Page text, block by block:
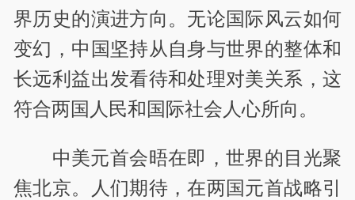
界历史的演进方向。无论国际风云如何
变幻，中国坚持从自身与世界的整体和
长远利益出发看待和处理对美关系，这
符合两国人民和国际社会人心所向。
中美元首会晤在即，世界的目光聚
焦北京。人们期待，在两国元首战略引